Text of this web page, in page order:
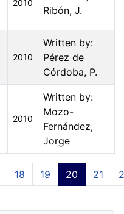
2010
Ribón, J.
2010
Written by:
Pérez de
Córdoba, P.
2010
Written by:
Mozo-
Fernández,
Jorge
Page 20 of 23
18 19 20 21